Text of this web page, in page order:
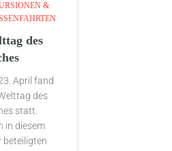
&
des
April fand
des
statt.
in diesem
beteiligten